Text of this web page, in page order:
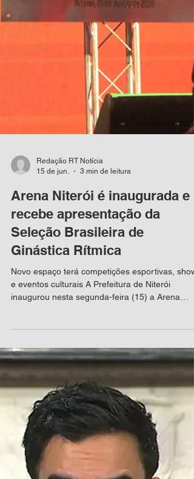
Redação RT Notícia
15 de jun.
3 min de leitura
Arena Niterói é inaugurada e
recebe apresentação da
Seleção Brasileira de
Ginástica Rítmica
Novo espaço terá competições esportivas,
e eventos culturais A Prefeitura de Niterói